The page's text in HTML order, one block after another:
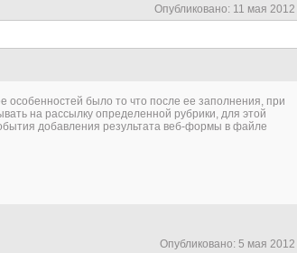
Опубликовано: 11 мая 2012
было то что после ее заполнения, при
на рассылку определенной рубрики, для этой
добавления результата веб-формы в файле
Опубликовано: 5 мая 2012